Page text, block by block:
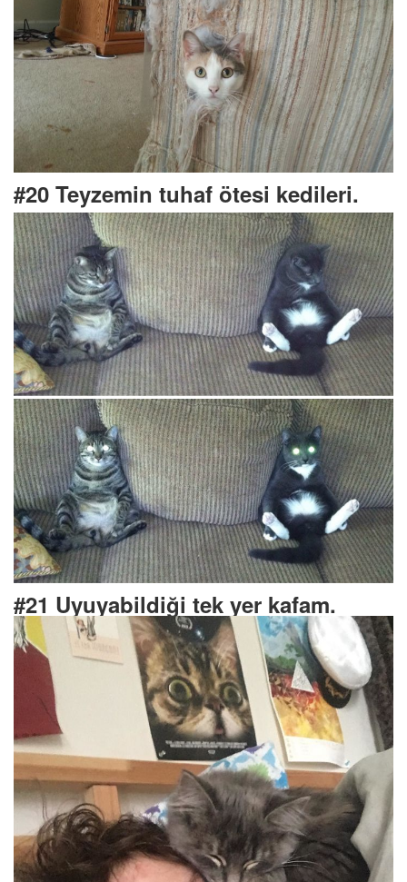
#20 Teyzemin tuhaf ötesi kedileri.
#21 Uyuyabildiği tek yer kafam.